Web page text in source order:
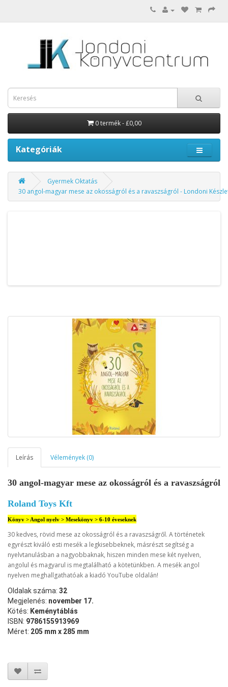
0 termék - £0,00
Kategóriák
Gyermek Oktatás
30 angol-magyar mese az okosságról és a ravaszságról - Londoni
Leírás Vélemények (0)
30 angol-magyar mese az okosságról és a ravaszságról
Roland Toys Kft
Könyv > Angol nyelv > Mesekönyv > 6-10 éveseknek
30 kedves, rövid mese az okosságról és a ravaszságről. A történetek
egyrészt kiváló esti mesék a legkisebbeknek, másrészt segítség a
nyelvtanulásban a nagyobbaknak, hiszen minden mese két nyelven,
angolul és magyarul is megtalálható a kötetünkben. A mesék angol
nyelven meghallgathatóak a kiadó YouTube oldalán!
Oldalak száma: 32
Megjelenés: november 17.
Kötés: Keménytáblás
ISBN: 9786155913969
Méret: 205 mm x 285 mm